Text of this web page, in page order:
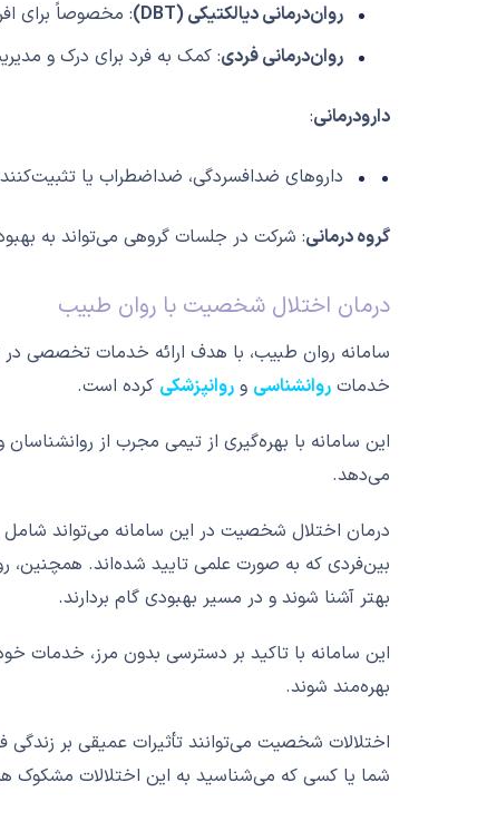
روان‌درمانی دیالکتیکی (DBT)
: مخصوصاً برای
روان‌درمانی فردی: کمک به فرد برای درک و
دارودرمانی:
داروهای ضدافسردگی، ضداضطراب یا
گروه درمانی: شرکت در جلسات گروهی می‌تواند به
درمان اختلال شخصیت با روان طبیب
سامانه روان طبیب، با هدف ارائه خدمات تخصصی در
خدمات روانشناسی و روانپزشکی کرده است.
این سامانه با بهره‌گیری از تیمی مجرب از
می‌دهد.
درمان اختلال شخصیت در این سامانه می‌تواند شامل
بین‌فردی که به صورت علمی تایید شده‌اند. همچنین،
بهتر آشنا شوند و در مسیر بهبودی گام بردارند.
این سامانه با تاکید بر دسترسی بدون مرز، خدمات
بهره‌مند شوند.
اختلالات شخصیت می‌توانند تأثیرات عمیقی بر
شما یا کسی که می‌شناسید به این اختلالات